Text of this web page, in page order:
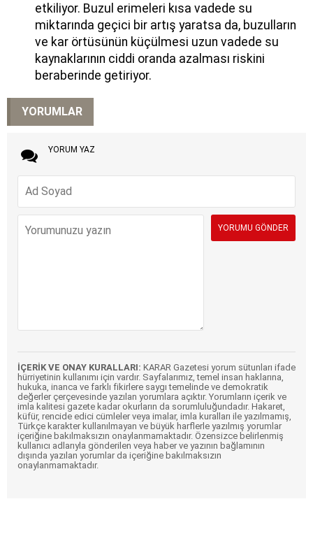
etkiliyor. Buzul erimeleri kısa vadede su
miktarında geçici bir artış yaratsa da, buzulların
ve kar örtüsünün küçülmesi uzun vadede su
kaynaklarının ciddi oranda azalması riskini
beraberinde getiriyor.
YORUMLAR
YORUM YAZ
İÇERİK VE ONAY KURALLARI: KARAR Gazetesi yorum sütunları ifade
hürriyetinin kullanımı için vardır. Sayfalarımız, temel insan haklarına,
hukuka, inanca ve farklı fikirlere saygı temelinde ve demokratik
değerler çerçevesinde yazılan yorumlara açıktır. Yorumların içerik ve
imla kalitesi gazete kadar okurların da sorumluluğundadır. Hakaret,
küfür, rencide edici cümleler veya imalar, imla kuralları ile yazılmamış,
Türkçe karakter kullanılmayan ve büyük harflerle yazılmış yorumlar
içeriğine bakılmaksızın onaylanmamaktadır. Özensizce belirlenmiş
kullanıcı adlarıyla gönderilen veya haber ve yazının bağlamının
dışında yazılan yorumlar da içeriğine bakılmaksızın
onaylanmamaktadır.